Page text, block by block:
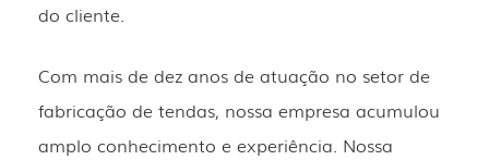
do cliente.
Com mais de dez anos de atuação no setor de
fabricação de tendas, nossa empresa acumulou
amplo conhecimento e experiência. Nossa